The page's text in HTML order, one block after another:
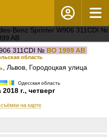
311CDI № BO 1999 AB
область
, Львов, Городоцкая улица
Одесская область
2018 г., четверг
на карте